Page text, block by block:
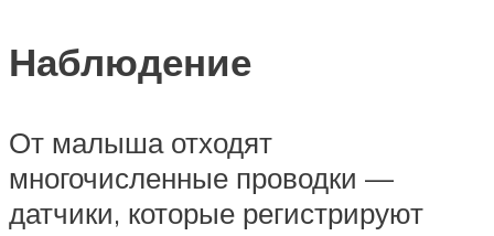
Наблюдение
От малыша отходят
многочисленные проводки —
датчики, которые регистрируют